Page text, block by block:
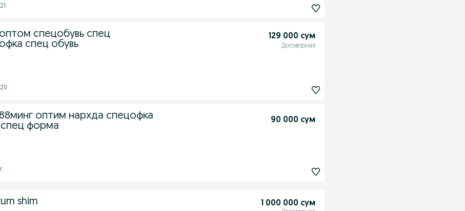
спецобувь спец
спец обувь
129 000 сум
Договорная
оптим нархда спецофка
форма
90 000 сум
shim 1 000 000 сум